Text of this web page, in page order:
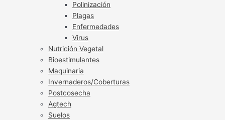
Polinización
Plagas
Enfermedades
Virus
Nutrición Vegetal
Bioestimulantes
Maquinaria
Invernaderos/Coberturas
Postcosecha
Agtech
Suelos